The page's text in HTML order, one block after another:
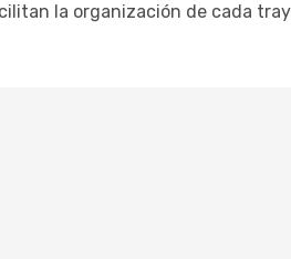
la organización de cada